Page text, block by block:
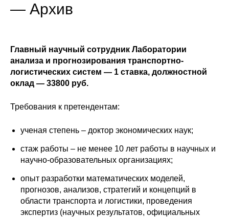
Противодействие коррупции
Материалы для СМИ
Публикации
Научная жизнь
Издания
Проблемы прогнозирования
О журнале
— Архив
Главный научный сотрудник Лаборатории
анализа и прогнозирования транспортно-
логистических систем — 1 ставка, должностной
оклад — 33800 руб.
Требования к претендентам:
ученая степень – доктор экономических наук;
стаж работы – не менее 10 лет работы в научных и
научно-образовательных организациях;
опыт разработки математических моделей,
прогнозов, анализов, стратегий и концепций в
области транспорта и логистики, проведения
экспертиз (научных результатов, официальных